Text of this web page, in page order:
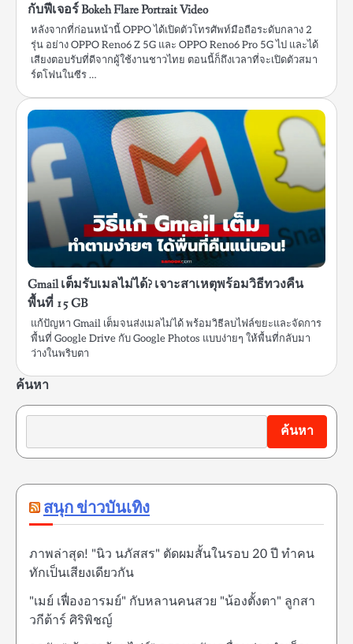
กับฟีเจอร์ Bokeh Flare Portrait Video
หลังจากที่ก่อนหน้านี้ OPPO ได้เปิดตัวโทรศัพท์มือถือระดับกลาง 2
รุ่น อย่าง OPPO Reno6 Z 5G และ OPPO Reno6 Pro 5G ไป และได้
เสียงตอบรับที่ดีจากผู้ใช้งานชาวไทย ตอนนี้ก็ถึงเวลาที่จะเปิดตัวสมา
ร์ตโฟนในซีร …
Gmail เต็มรับเมลไม่ได้? เจาะสาเหตุพร้อมวิธีทวงคืน
พื้นที่ 15 GB
แก้ปัญหา Gmail เต็มจนส่งเมลไม่ได้ พร้อมวิธีลบไฟล์ขยะและจัดการ
พื้นที่ Google Drive กับ Google Photos แบบง่ายๆ ให้พื้นที่กลับมา
ว่างในพริบตา
ค้นหา
ค้นหา
สนุก ข่าวบันเทิง
ภาพล่าสุด! "นิว นภัสสร" ตัดผมสั้นในรอบ 20 ปี ทำคน
ทักเป็นเสียงเดียวกัน
"เมย์ เฟื่องอารมย์" กับหลานคนสวย "น้องตั้งตา" ลูกสา
วกีต้าร์ ศิริพิชญ์